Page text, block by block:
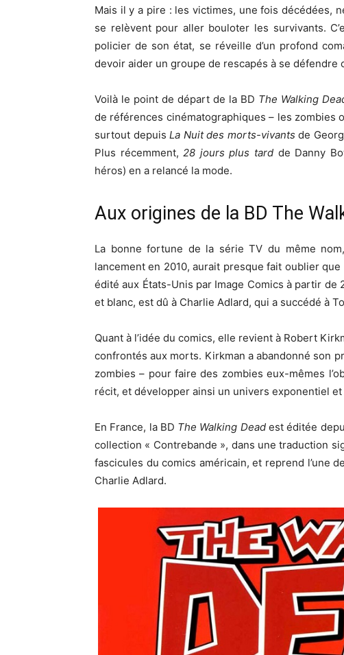
Mais il y a pire : les victimes, une fois décédées,
se relèvent pour aller bouloter les survivants.
policier de son état, se réveille d’un profond
devoir aider un groupe de rescapés à se
Voilà le point de départ de la BD The Walking
de références cinématographiques – les
surtout depuisLa Nuit des morts-vivants de
Plus récemment,28 jours plus tard de Danny
héros) en a relancé la mode.
Aux origines de la BD The
La bonne fortune de la série TV du même
lancement en 2010, aurait presque fait oublier que
édité aux États-Unis par Image Comics à partir
et blanc, est dû à Charlie Adlard, qui a succédé à
Quant à l’idée du comics, elle revient à Robert
confrontés aux morts. Kirkman a abandonné son
zombies – pour faire des zombies eux-mêmes
récit, et développer ainsi un univers exponentiel
En France, la BD The Walking Deadest éditée
collection « Contrebande », dans une traduction
fascicules du comics américain, et reprend l’une
Charlie Adlard.